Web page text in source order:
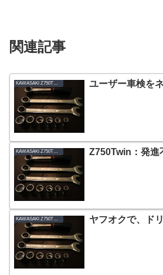
関連記事
KAWASAKI Z750TWIN-B1_1978 ユーザー車検を
Z750Twin：発進
KAWASAKI Z750TWIN-B1_1978 ヤフオクで、ド